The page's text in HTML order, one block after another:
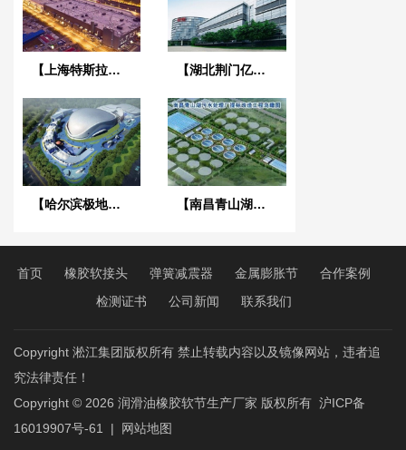
【上海特斯拉超级工厂】金属软管合同 【湖北荆门亿纬创能锂电池BM项目】弹簧减震器合同
【哈尔滨极地馆项目】DE橡胶接头合同 【南昌青山湖污水处理厂】DN2000橡胶接头合同
首页 橡胶软接头 弹簧减震器 金属膨胀节
合作案例
检测证书
公司新闻 联系我们
Copyright 淞江集团版权所有 禁止转载内容以及镜像网站，违者追
究法律责任！
Copyright © 2026 润滑油橡胶软节生产厂家 版权所有 沪ICP备
16019907号-61 | 网站地图